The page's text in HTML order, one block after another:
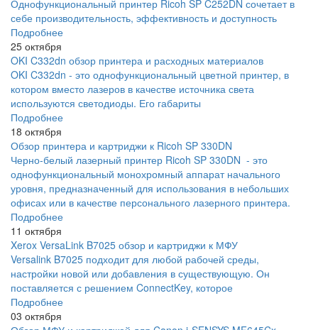
Однофункциональный принтер Ricoh SP C252DN сочетает в
себе производительность, эффективность и доступность
Подробнее
25 октября
OKI C332dn обзор принтера и расходных материалов
OKI C332dn - это однофункциональный цветной принтер, в
котором вместо лазеров в качестве источника света
используются светодиоды. Его габариты
Подробнее
18 октября
Обзор принтера и картриджи к Ricoh SP 330DN
Черно-белый лазерный принтер Ricoh SP 330DN - это
однофункциональный монохромный аппарат начального
уровня, предназначенный для использования в небольших
офисах или в качестве персонального лазерного принтера.
Подробнее
11 октября
Xerox VersaLink B7025 обзор и картриджи к МФУ
Versalink B7025 подходит для любой рабочей среды,
настройки новой или добавления в существующую. Он
поставляется с решением ConnectKey, которое
Подробнее
03 октября